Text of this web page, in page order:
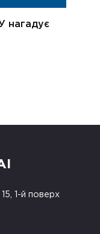
нагадує
1-й поверх